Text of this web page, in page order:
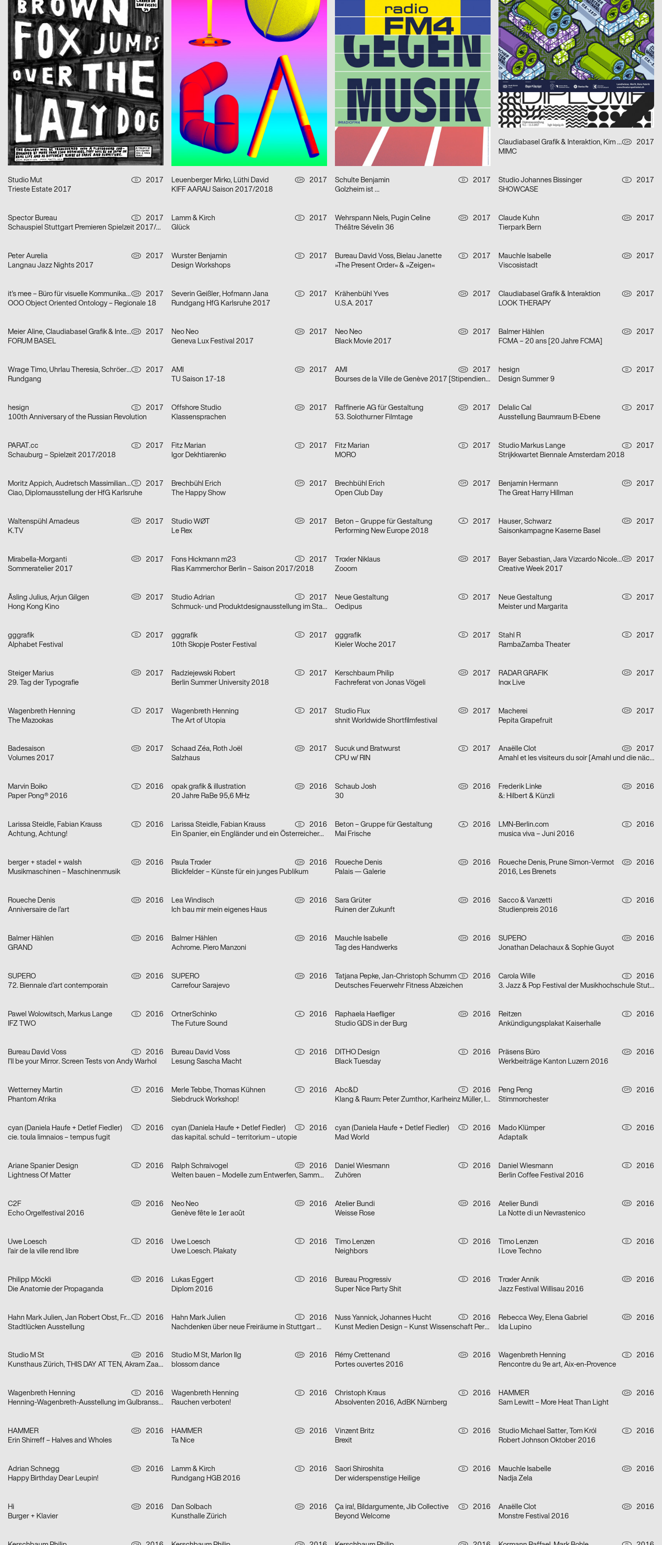
Studio Tillack Knöll D
2017
Inkubator – Maskierung
Studio Tillack Knöll, Studio Mark Bohle D
2017
Container Open
HAU Hebbel am Ufer, n e w f r o n t e a r s
Keep It Real
Riva Lisa CH
2017
Kino Xenix – Rumänien Reloaded
cyan (Daniela Haufe + Detlef Fiedler)
2017
Sonifications Festival
cyan (Daniela Haufe + Detlef Fiedler) Kim Kijong D
2017
Gilbert Schneider, Tobias Wenig, Karolina Pietrzyk D
2017
The Return of the Atomic Killer Toothpaste
Jost Nici, Dienstleistungsplattform Institut Visuelle Kommunikation CH
2017
Next Generation Diplomausstellung
Paparelli Nolan, HERBURG WEILAND D
PUCH Open Air 2017
Schenardi Luca CH
2017
Die Hochzeit
Studio Yuan D
2017
Man Machine Motion
Avalanche CH
2017
Théâtre de Beausobre – Saison 2017/2018
Nam Huynh, Nguyen Duke
2017
1-2-LICHTLICHTPARTY
2017
Type Item #8
Claudiabasel Grafik & Interaktion, Kim Kichang, Kang Eunmi CH
2017
MIMC
Studio Mut D
2017
Trieste Estate 2017
Leuenberger Mirko, Lüthi David CH
2017
KIFF AARAU Saison 2017/2018
Schulte Benjamin D
2017
Golzheim ist …
Studio Johannes Bissinger D
2017
SHOWCASE
Spector Bureau D
2017
Schauspiel Stuttgart Premieren Spielzeit 2017/2018
Lamm & Kirch D
2017
Glück
Wehrspann Niels, Pugin Celine CH
2017
Théâtre Sévelin 36
Claude Kuhn CH
2017
Tierpark Bern
Peter Aurelia CH
2017
Langnau Jazz Nights 2017
Wurster Benjamin D
2017
Design Workshops
Bureau David Voss, Bielau Janette D
2017
»The Present Order« & »Zeigen«
Mauchle Isabelle CH
2017
Viscosistadt
it’s mee – Büro für visuelle Kommunikation CH
2017
OOO Object Oriented Ontology – Regionale 18
Severin Geißler, Hofmann Jana D
2017
Rundgang HfG Karlsruhe 2017
Krähenbühl Yves CH
2017
U.S.A. 2017
Claudiabasel Grafik & Interaktion CH
2017
LOOK THERAPY
Meier Aline, Claudiabasel Grafik & Interaktion CH
2017
FORUM BASEL
Neo Neo CH
2017
Geneva Lux Festival 2017
Neo Neo CH
2017
Black Movie 2017
Balmer Hählen CH
2017
FCMA – 20 ans [20 Jahre FCMA]
Wrage Timo, Uhrlau Theresia, Schröer Pia, Siemoneit Lukas, Flitta Julia, Kiefaber Isabel D
2017
Rundgang
AMI CH
2017
TU Saison 17-18
AMI CH
2017
Bourses de la Ville de Genève 2017 [Stipendien der Stadt Genf 2017]
hesign D
2017
Design Summer 9
hesign D
2017
100th Anniversary of the Russian Revolution
Offshore Studio CH
2017
Klassensprachen
Raffinerie AG für Gestaltung CH
2017
53. Solothurner Filmtage
Delalic Cal D
2017
Ausstellung Baumraum B-Ebene
PARAT.cc D
2017
Schauburg – Spielzeit 2017/2018
Fitz Marian D
2017
Igor Dekhtiarenko
Fitz Marian D
2017
MORO
Studio Markus Lange D
2017
Strijkkwartet Biennale Amsterdam 2018
Moritz Appich, Audretsch Massimiliano, Bruno Jacoby D
2017
Ciao, Diplomausstellung der HfG Karlsruhe
Brechbühl Erich CH
2017
The Happy Show
Brechbühl Erich CH
2017
Open Club Day
Benjamin Hermann CH
2017
The Great Harry Hillman
Waltenspühl Amadeus CH
2017
K.TV
Studio WØT CH
2017
Le Rex
Beton – Gruppe für Gestaltung A
2017
Performing New Europe 2018
Hauser, Schwarz CH
2017
Saisonkampagne Kaserne Basel
Mirabella-Morganti CH
2017
Sommeratelier 2017
Fons Hickmann m23 D
2017
Rias Kammerchor Berlin – Saison 2017/2018
Troxler Niklaus CH
2017
Zooom
Bayer Sebastian, Jara Vizcardo Nicole, Despotovic Filip, Meier Aline, Arjun Gilgen CH
2017
Creative Week 2017
Åsling Julius, Arjun Gilgen CH
2017
Hong Kong Kino
Studio Adrian D
2017
Schmuck- und Produktdesignausstellung im Stadtmuseum Düsseldorf
Neue Gestaltung D
2017
Oedipus
Neue Gestaltung D
2017
Meister und Margarita
gggrafik D
2017
Alphabet Festival
gggrafik D
2017
10th Skopje Poster Festival
gggrafik D
2017
Kieler Woche 2017
Stahl R D
2017
RambaZamba Theater
Steiger Marius CH
2017
29. Tag der Typografie
Radziejewski Robert D
2017
Berlin Summer University 2018
Kerschbaum Philip CH
2017
Fachreferat von Jonas Vögeli
RADAR GRAFIK CH
2017
Inox Live
Wagenbreth Henning D
2017
The Mazookas
Wagenbreth Henning D
2017
The Art of Utopia
Studio Flux CH
2017
shnit Worldwide Shortfilmfestival
Macherei CH
2017
Pepita Grapefruit
Badesaison CH
2017
Volumes 2017
Schaad Zéa, Roth Joël CH
2017
Salzhaus
Sucuk und Bratwurst D
2017
CPU w/ RIN
Anaëlle Clot CH
2017
Amahl et les visiteurs du soir [Amahl und die nächtlichen Besucher]
Marvin Boiko D
2016
Paper Pong® 2016
opak grafik & illustration CH
2016
20 Jahre RaBe 95,6 MHz
Schaub Josh CH
2016
30
Frederik Linke CH
2016
&: Hilbert & Künzli
Larissa Steidle, Fabian Krauss D
2016
Achtung, Achtung!
Larissa Steidle, Fabian Krauss D
2016
Ein Spanier, ein Engländer und ein Österreicher…
Beton – Gruppe für Gestaltung A
2016
Mai Frische
LMN-Berlin.com D
2016
musica viva – Juni 2016
berger + stadel + walsh CH
2016
Musikmaschinen – Maschinenmusik
Paula Troxler CH
2016
Blickfelder – Künste für ein junges Publikum
Roueche Denis CH
2016
Palais — Galerie
Roueche Denis, Prune Simon-Vermot CH
2016
2016, Les Brenets
Roueche Denis CH
2016
Anniversaire de l’art
Lea Windisch CH
2016
Ich bau mir mein eigenes Haus
Sara Grüter CH
2016
Ruinen der Zukunft
Sacco & Vanzetti D
2016
Studienpreis 2016
Balmer Hählen CH
2016
GRAND
Balmer Hählen CH
2016
Achrome. Piero Manzoni
Mauchle Isabelle CH
2016
Tag des Handwerks
SUPERO CH
2016
Jonathan Delachaux & Sophie Guyot
SUPERO CH
2016
72. Biennale d’art contemporain
SUPERO CH
2016
Carrefour Sarajevo
Tatjana Pepke, Jan-Christoph Schumm D
2016
Deutsches Feuerwehr Fitness Abzeichen
Carola Wille D
2016
3. Jazz & Pop Festival der Musikhochschule Stuttgart
Pawel Wolowitsch, Markus Lange D
2016
IFZ TWO
OrtnerSchinko A
2016
The Future Sound
Raphaela Haefliger CH
2016
Studio GDS in der Burg
Reitzen D
2016
Ankündigungsplakat Kaiserhalle
Bureau David Voss D
2016
I’ll be your Mirror. Screen Tests von Andy Warhol
Bureau David Voss D
2016
Lesung Sascha Macht
DITHO Design D
2016
Black Tuesday
Präsens Büro CH
2016
Werkbeiträge Kanton Luzern 2016
Wetterney Martin D
2016
Phantom Afrika
Merle Tebbe, Thomas Kühnen D
2016
Siebdruck Workshop!
Abc&D D
2016
Klang & Raum: Peter Zumthor, Karlheinz Müller, Isabel Mundry
Peng Peng CH
2016
Stimmorchester
cyan (Daniela Haufe + Detlef Fiedler) D
2016
cie. toula limnaios – tempus fugit
cyan (Daniela Haufe + Detlef Fiedler) D
2016
das kapital. schuld – territorium – utopie
cyan (Daniela Haufe + Detlef Fiedler) D
2016
Mad World
Mado Klümper D
2016
Adaptalk
Ariane Spanier Design D
2016
Lightness Of Matter
Ralph Schraivogel CH
2016
Welten bauen – Modelle zum Entwerfen, Sammeln, Nachdenken
Daniel Wiesmann D
2016
Zuhören
Daniel Wiesmann D
2016
Berlin Coffee Festival 2016
C2F CH
2016
Echo Orgelfestival 2016
Neo Neo CH
2016
Genève fête le 1er août
Atelier Bundi CH
2016
Weisse Rose
Atelier Bundi CH
2016
La Notte di un Nevrastenico
Uwe Loesch D
2016
l’air de la ville rend libre
Uwe Loesch D
2016
Uwe Loesch. Plakaty
Timo Lenzen D
2016
Neighbors
Timo Lenzen D
2016
I Love Techno
Philipp Möckli CH
2016
Die Anatomie der Propaganda
Lukas Eggert D
2016
Diplom 2016
Bureau Progressiv D
2016
Super Nice Party Shit
Troxler Annik CH
2016
Jazz Festival Willisau 2016
Hahn Mark Julien, Jan Robert Obst, Franziska Diana Doll D
2016
Stadtlücken Ausstellung
Hahn Mark Julien D
2016
Nachdenken über neue Freiräume in Stuttgart West
Nuss Yannick, Johannes Hucht D
2016
Kunst Medien Design – Kunst Wissenschaft Perspektiven 2016
Rebecca Wey, Elena Gabriel CH
2016
Ida Lupino
Studio M St CH
2016
Kunsthaus Zürich, THIS DAY AT TEN, Akram Zaatari
Studio M St, Marlon Ilg CH
2016
blossom dance
Rémy Crettenand CH
2016
Portes ouvertes 2016
Wagenbreth Henning D
2016
Rencontre du 9e art, Aix-en-Provence
Wagenbreth Henning D
2016
Henning-Wagenbreth-Ausstellung im Gulbransson Museum
Wagenbreth Henning D
2016
Rauchen verboten!
Christoph Kraus D
2016
Absolventen 2016, AdBK Nürnberg
HAMMER CH
2016
Sam Lewitt – More Heat Than Light
HAMMER CH
2016
Erin Shirreff – Halves and Wholes
HAMMER CH
2016
Ta Nice
Vinzent Britz D
2016
Brexit
Studio Michael Satter, Tom Król D
2016
Robert Johnson Oktober 2016
Adrian Schnegg CH
2016
Happy Birthday Dear Leupin!
Lamm & Kirch D
2016
Rundgang HGB 2016
Saori Shiroshita D
2016
Der widerspenstige Heilige
Mauchle Isabelle CH
2016
Nadja Zela
Hi CH
2016
Burger + Klavier
Dan Solbach CH
2016
Kunsthalle Zürich
Ça ira!, Bildargumente, Jib Collective D
2016
Beyond Welcome
Anaëlle Clot CH
2016
Monstre Festival 2016